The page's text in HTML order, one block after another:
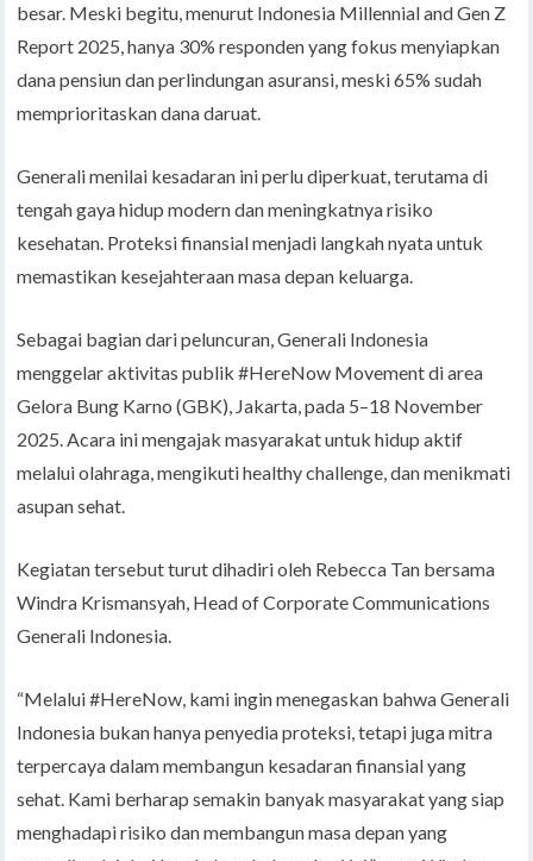
besar. Meski begitu, menurut Indonesia Millennial and Gen Z
Report 2025, hanya 30% responden yang fokus menyiapkan
dana pensiun dan perlindungan asuransi, meski 65% sudah
memprioritaskan dana daruat.
Generali menilai kesadaran ini perlu diperkuat, terutama di
tengah gaya hidup modern dan meningkatnya risiko
kesehatan. Proteksi finansial menjadi langkah nyata untuk
memastikan kesejahteraan masa depan keluarga.
Sebagai bagian dari peluncuran, Generali Indonesia
menggelar aktivitas publik #HereNow Movement di area
Gelora Bung Karno (GBK), Jakarta, pada 5–18 November
2025. Acara ini mengajak masyarakat untuk hidup aktif
melalui olahraga, mengikuti healthy challenge, dan menikmati
asupan sehat.
Kegiatan tersebut turut dihadiri oleh Rebecca Tan bersama
Windra Krismansyah, Head of Corporate Communications
Generali Indonesia.
“Melalui #HereNow, kami ingin menegaskan bahwa Generali
Indonesia bukan hanya penyedia proteksi, tetapi juga mitra
terpercaya dalam membangun kesadaran finansial yang
sehat. Kami berharap semakin banyak masyarakat yang siap
menghadapi risiko dan membangun masa depan yang